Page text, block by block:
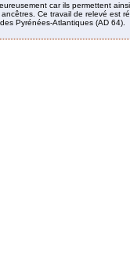
car ils permettent ainsi,
Ce travail de relevé est
Pyrénées-Atlantiques (AD 64).